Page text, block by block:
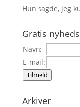
Hun sagde, jeg
Gratis
Navn:
E-mail:
Tilmeld
Arkiver